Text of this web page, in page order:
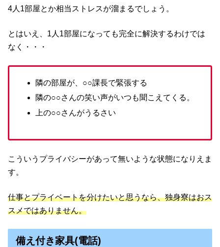
4人1部屋とか相当ストレスが溜まるでしょう。
とはいえ、1人1部屋になっても完全に解決するわけでは
なく・・・
隣の部屋が、○○課長で緊張する
隣の○○さんの笑い声がいつも聞こえてくる。
上の○○さんがうるさい
こういうプライバシーがあって無いような状態になりえま
す。
仕事とプライベートを分けたいと思うなら、独身寮はおス
スメではありません。
備え付き家具(電話)